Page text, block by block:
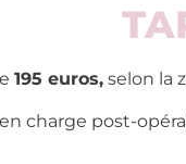
195 euros,selon la
charge post-